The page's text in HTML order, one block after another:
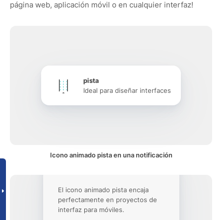
página web, aplicación móvil o en cualquier interfaz!
pista
Ideal para diseñar interfaces
Icono animado pista en una notificación
El icono animado pista encaja
perfectamente en proyectos de
interfaz para móviles.